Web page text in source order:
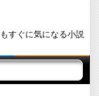
すぐに気になる小説